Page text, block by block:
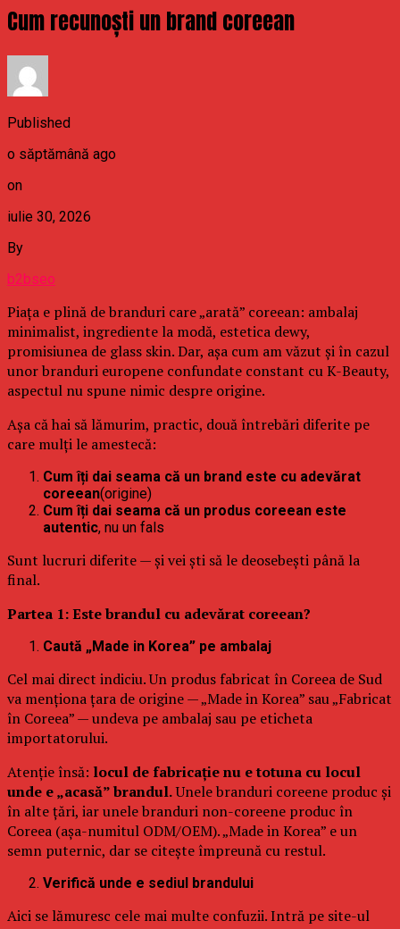
Cum recunoști un brand coreean
Published
o săptămână ago
on
iulie 30, 2026
By
b2bseo
Piața e plină de branduri care „arată” coreean: ambalaj
minimalist, ingrediente la modă, estetica dewy,
promisiunea de glass skin. Dar, așa cum am văzut și în cazul
unor branduri europene confundate constant cu K-Beauty,
aspectul nu spune nimic despre origine.
Așa că hai să lămurim, practic, două întrebări diferite pe
care mulți le amestecă:
Cum îți dai seama că un brand este cu adevărat
coreean(origine)
Cum îți dai seama că un produs coreean este
autentic, nu un fals
Sunt lucruri diferite — și vei ști să le deosebești până la
final.
Partea 1: Este brandul cu adevărat coreean?
Caută „Made in Korea” pe ambalaj
Cel mai direct indiciu. Un produs fabricat în Coreea de Sud
va menționa țara de origine — „Made in Korea” sau „Fabricat
în Coreea” — undeva pe ambalaj sau pe eticheta
importatorului.
Atenție însă: locul de fabricație nu e totuna cu locul
unde e „acasă” brandul.Unele branduri coreene produc și
în alte țări, iar unele branduri non-coreene produc în
Coreea (așa-numitul ODM/OEM). „Made in Korea” e un
semn puternic, dar se citește împreună cu restul.
Verifică unde e sediul brandului
Aici se lămuresc cele mai multe confuzii. Intră pe site-ul